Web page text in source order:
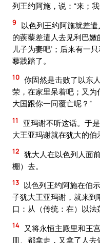
列王约阿施，说：“来；
9
以色列王约阿施就差
的蒺藜差遣人去见利巴嫩
儿子为妻吧’；后来有一
藜践踏了。
10 你固然是击败了以东
荣，在家里呆着吧；又
大国跟你一同覆亡呢？”
11
亚玛谢不听这话。于
大王亚玛谢就在犹大的伯
12 犹大人在以色列人面
棚）去。
13 以色列王约阿施在伯
子犹大王亚玛谢，就来
口：从（传统：在）以法
14
又将永恒主殿里和王
皿、都拿走，又拿了人去